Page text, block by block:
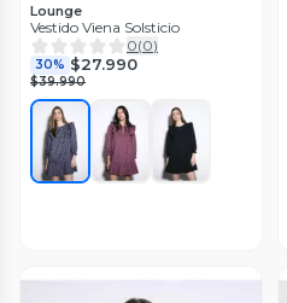
Lounge
Vestido Viena Solsticio
0(0)
30% $27.990
$39.990